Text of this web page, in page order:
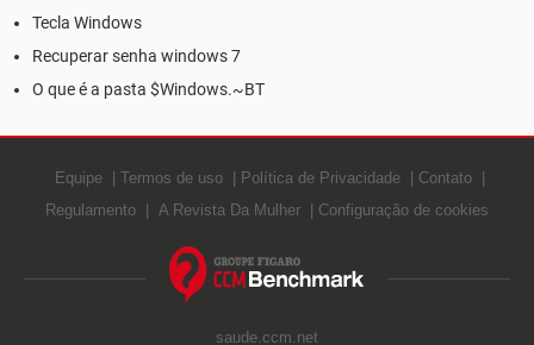
Tecla Windows
Recuperar senha windows 7
O que é a pasta $Windows.~BT
Equipe Termos de uso Política de Privacidade
Contato
Regulamento
A Revista Da Mulher Configuração de cookies
saude.ccm.net